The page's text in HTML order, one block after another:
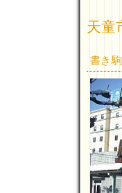
天童
書き